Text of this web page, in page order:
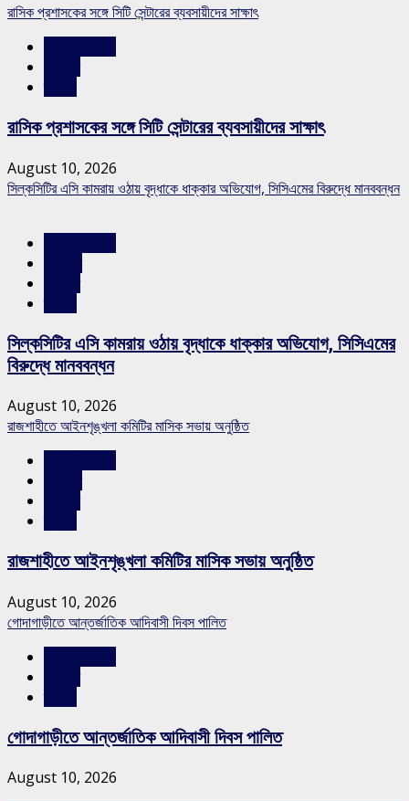
রাসিক প্রশাসকের সঙ্গে সিটি সেন্টারের ব্যবসায়ীদের সাক্ষাৎ
রাসিক প্রশাসকের সঙ্গে সিটি সেন্টারের ব্যবসায়ীদের সাক্ষাৎ
August 10, 2026
সিল্কসিটির এসি কামরায় ওঠায় বৃদ্ধাকে ধাক্কার অভিযোগ, সিসিএমের বিরুদ্ধে মানববন্ধন
সিল্কসিটির এসি কামরায় ওঠায় বৃদ্ধাকে ধাক্কার অভিযোগ, সিসিএমের
বিরুদ্ধে মানববন্ধন
August 10, 2026
রাজশাহীতে আইনশৃঙ্খলা কমিটির মাসিক সভায় অনুষ্ঠিত
রাজশাহীতে আইনশৃঙ্খলা কমিটির মাসিক সভায় অনুষ্ঠিত
August 10, 2026
গোদাগাড়ীতে আন্তর্জাতিক আদিবাসী দিবস পালিত
গোদাগাড়ীতে আন্তর্জাতিক আদিবাসী দিবস পালিত
August 10, 2026